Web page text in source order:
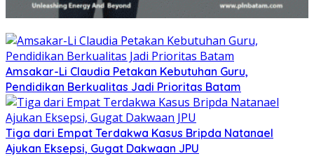
Amsakar-Li Claudia Petakan Kebutuhan Guru,
Pendidikan Berkualitas Jadi Prioritas Batam
Tiga dari Empat Terdakwa Kasus Bripda Natanael
Ajukan Eksepsi, Gugat Dakwaan JPU